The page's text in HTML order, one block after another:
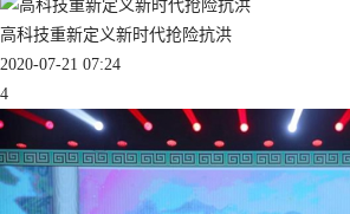
高科技重新定义新时代抢险抗洪
2020-07-21 07:24
4